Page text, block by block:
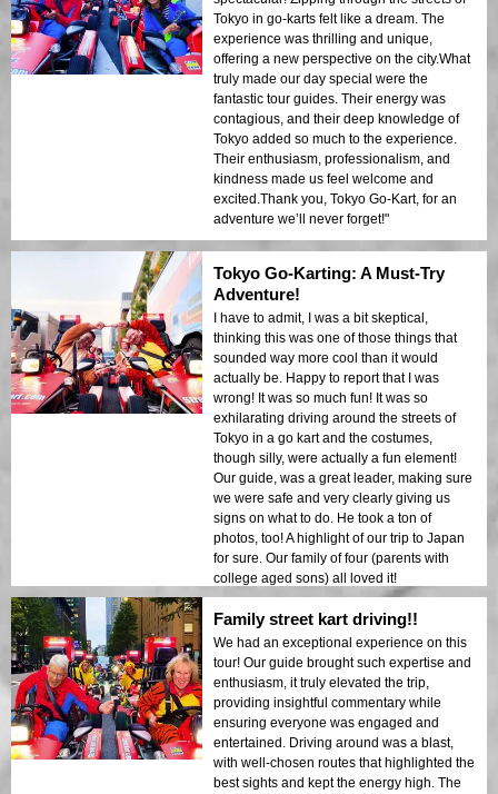
Tokyo in go-karts felt like a dream. The
experience was thrilling and unique,
offering a new perspective on the city.What
truly made our day special were the
fantastic tour guides. Their energy was
contagious, and their deep knowledge of
Tokyo added so much to the experience.
Their enthusiasm, professionalism, and
kindness made us feel welcome and
excited.Thank you, Tokyo Go-Kart, for an
adventure we’ll never forget!"
Tokyo Go-Karting: A Must-Try
Adventure!
I have to admit, I was a bit skeptical,
thinking this was one of those things that
sounded way more cool than it would
actually be. Happy to report that I was
wrong! It was so much fun! It was so
exhilarating driving around the streets of
Tokyo in a go kart and the costumes,
though silly, were actually a fun element!
Our guide, was a great leader, making sure
we were safe and very clearly giving us
signs on what to do. He took a ton of
photos, too! A highlight of our trip to Japan
for sure. Our family of four (parents with
college aged sons) all loved it!
Family street kart driving!!
We had an exceptional experience on this
tour! Our guide brought such expertise and
enthusiasm, it truly elevated the trip,
providing insightful commentary while
ensuring everyone was engaged and
entertained. Driving around was a blast,
with well-chosen routes that highlighted the
best sights and kept the energy high. The